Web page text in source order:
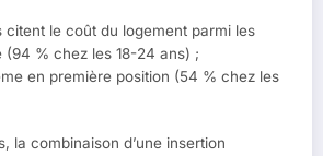
citent le coût du logement parmi les
(94 % chez les 18-24 ans) ;
en première position (54 % chez les
la combinaison d’une insertion